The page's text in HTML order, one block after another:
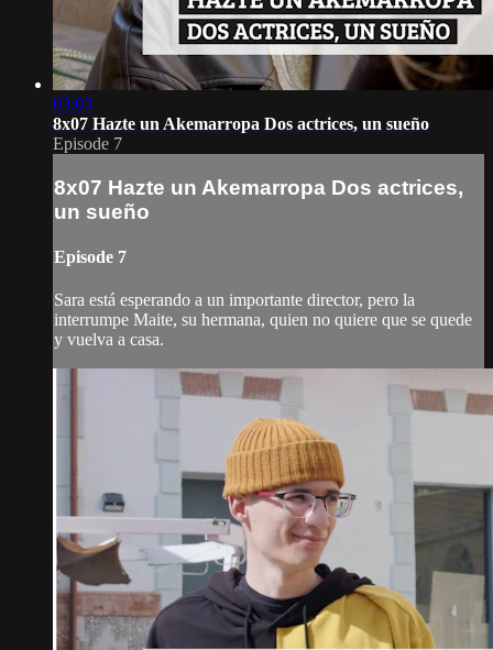
03:03
8x07 Hazte un Akemarropa Dos actrices, un sueño
Episode 7
8x07 Hazte un Akemarropa Dos actrices,
un sueño
Episode 7
Sara está esperando a un importante director, pero la
interrumpe Maite, su hermana, quien no quiere que se quede
y vuelva a casa.